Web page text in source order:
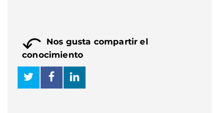
Nos gusta compartir el
conocimiento